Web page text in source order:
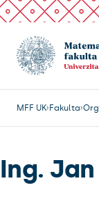
MFF UK Fakulta
Ing. Jan